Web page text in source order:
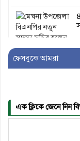
ফেসবুকে আমরা
এক ক্লিকে জেনে নিন